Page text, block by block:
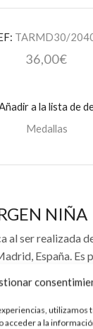
utilizamos
acceder a la
TARMD30/
36,00€
a la lista de
Medallas
NIÑA
al ser realizada
España. Es